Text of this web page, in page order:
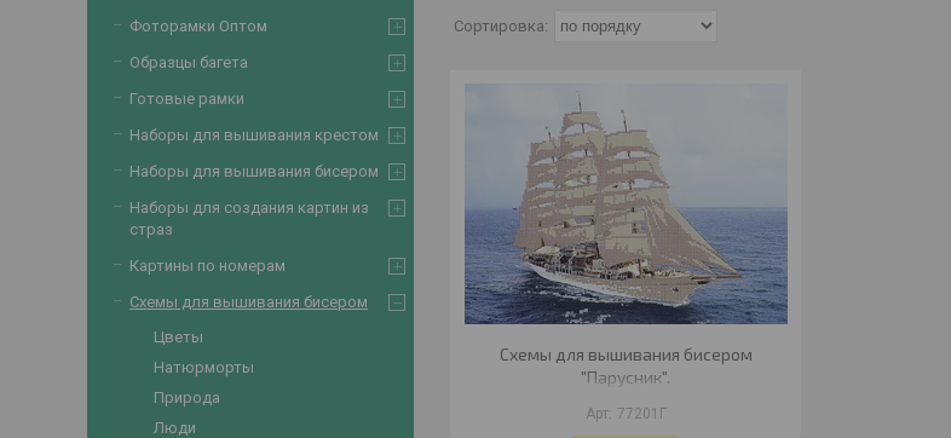
Схемы для вышивания бисером
"Парусник".
77201Г
Фоторамки Оптом
Образцы багета
Готовые рамки
Наборы для вышивания крестом
Наборы для вышивания бисером
Наборы для создания картин из
страз
Картины по номерам
Схемы для вышивания бисером
Цветы
Натюрморты
Природа
Люди